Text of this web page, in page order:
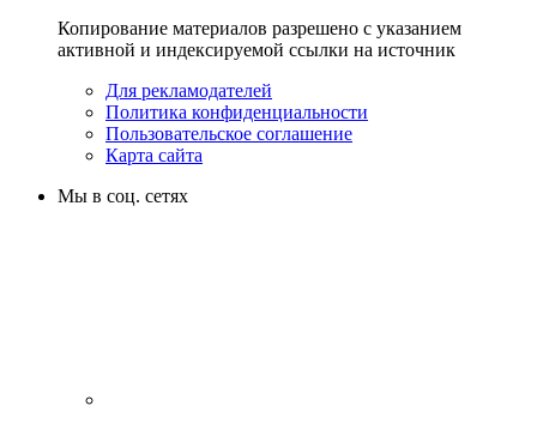
Копирование материалов разрешено с указанием
активной и индексируемой ссылки на источник
Для рекламодателей
Политика конфиденциальности
Пользовательское соглашение
Карта сайта
Мы в соц. сетях